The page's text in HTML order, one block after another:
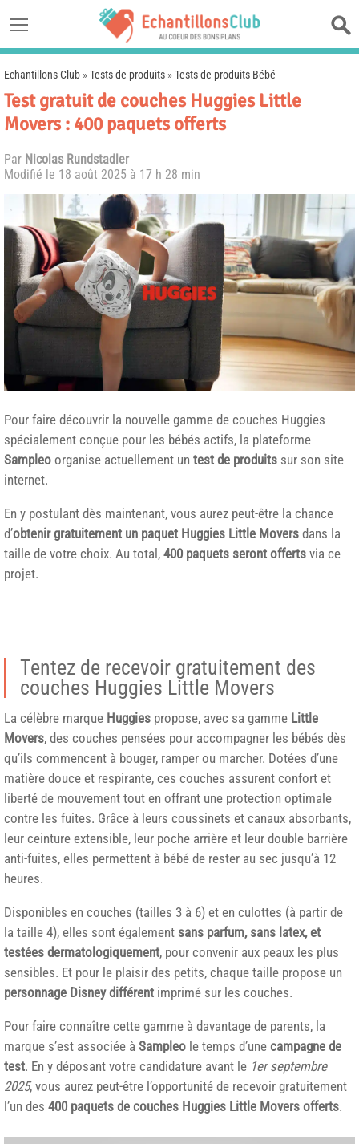
Echantillons Club »Tests de produits »Tests de produits Bébé
Test gratuit de couches Huggies Little
Movers : 400 paquets offerts
Par Nicolas Rundstadler
Modifié le 18 août 2025 à 17 h 28 min
Pour faire découvrir la nouvelle gamme de couches Huggies
spécialement conçue pour les bébés actifs, la plateforme
Sampleo organise actuellement un test de produits sur son site
internet.
En y postulant dès maintenant, vous aurez peut-être la chance
d’obtenir gratuitement un paquet Huggies Little Movers dans la
taille de votre choix. Au total, 400 paquets seront offerts via ce
projet.
Tentez de recevoir gratuitement des
couches Huggies Little Movers
La célèbre marque Huggies propose, avec sa gamme Little
Movers, des couches pensées pour accompagner les bébés dès
qu’ils commencent à bouger, ramper ou marcher. Dotées d’une
matière douce et respirante, ces couches assurent confort et
liberté de mouvement tout en offrant une protection optimale
contre les fuites. Grâce à leurs coussinets et canaux absorbants,
leur ceinture extensible, leur poche arrière et leur double barrière
anti-fuites, elles permettent à bébé de rester au sec jusqu’à 12
heures.
Disponibles en couches (tailles 3 à 6) et en culottes (à partir de
la taille 4), elles sont également sans parfum, sans latex, et
testées dermatologiquement, pour convenir aux peaux les plus
sensibles. Et pour le plaisir des petits, chaque taille propose un
personnage Disney différent imprimé sur les couches.
Pour faire connaître cette gamme à davantage de parents, la
marque s’est associée à Sampleo le temps d’une campagne de
test. En y déposant votre candidature avant le 1er septembre
2025, vous aurez peut-être l’opportunité de recevoir gratuitement
l’un des 400 paquets de couches Huggies Little Movers offerts.